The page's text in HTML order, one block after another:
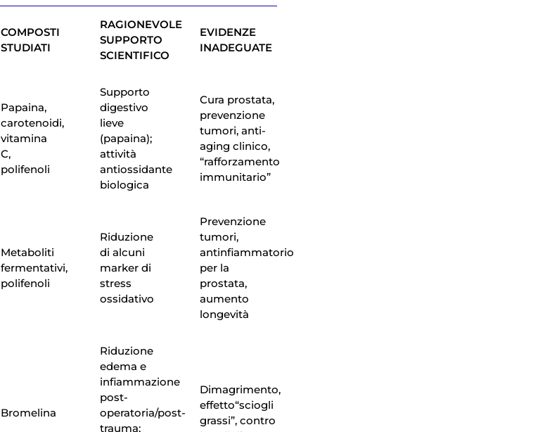
COMPOSTI
STUDIATI
RAGIONEVOLE
SUPPORTO
SCIENTIFICO
EVIDENZE
INADEGUATE
Papaina,
carotenoidi,
vitamina
C,
polifenoli
Supporto
digestivo
lieve
(papaina);
attività
antiossidante
biologica
Cura prostata,
prevenzione
tumori, anti-
aging clinico,
“rafforzamento
immunitario”
Metaboliti
fermentativi,
polifenoli
Riduzione
di alcuni
marker di
stress
ossidativo
Prevenzione
tumori,
antinfiammatorio
per la
prostata,
aumento
longevità
Bromelina
Riduzione
edema e
infiammazione
post-
operatoria/post-
trauma;
Dimagrimento,
effetto“sciogli
grassi”, contro